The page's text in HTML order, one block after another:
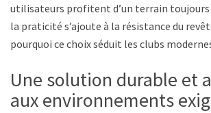
utilisateurs profitent d’un terrain toujours
la praticité s’ajoute à la résistance du
pourquoi ce choix séduit les clubs
Une solution durable et
aux environnements